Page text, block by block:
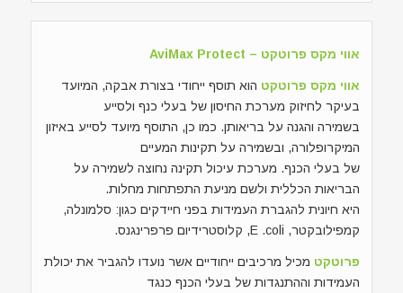
אווי מקס פרוטקט – AviMax Protect
אווי מקס פרוטקט הוא תוסף ייחודי בצורת אבקה, המיועד
בעיקר לחיזוק מערכת החיסון של בעלי כנף ולסייע
בשמירה והגנה על בריאותן. כמו כן, התוסף מיועד לסייע באיזון
המיקרופלורה, ובשמירה על תקינות המעיים
של בעלי הכנף. מערכת עיכול תקינה נחוצה לשמירה על
הבריאות הכללית ולשם מניעת התפתחות מחלות.
היא חיונית להגברת העמידות בפני חיידקים כגון: סלמונלה,
קמפילובקטר, E .coli, קלוסטרידיום פרפרינגנס.
פרוטקט מכיל מרכיבים ייחודיים אשר נועדו להגביר את יכולת
העמידות וההתנגדות של בעלי הכנף כנגד